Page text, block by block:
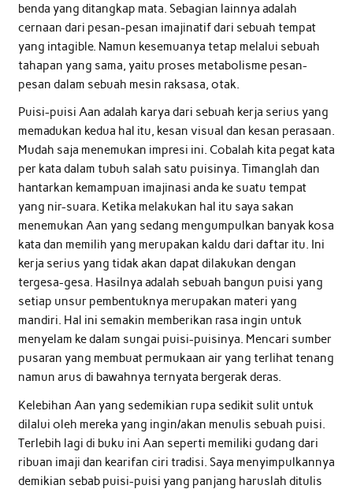
benda yang ditangkap mata. Sebagian lainnya adalah
cernaan dari pesan-pesan imajinatif dari sebuah tempat
yang intagible. Namun kesemuanya tetap melalui sebuah
tahapan yang sama, yaitu proses metabolisme pesan-
pesan dalam sebuah mesin raksasa, otak.
Puisi-puisi Aan adalah karya dari sebuah kerja serius yang
memadukan kedua hal itu, kesan visual dan kesan perasaan.
Mudah saja menemukan impresi ini. Cobalah kita pegat kata
per kata dalam tubuh salah satu puisinya. Timanglah dan
hantarkan kemampuan imajinasi anda ke suatu tempat
yang nir-suara. Ketika melakukan hal itu saya sakan
menemukan Aan yang sedang mengumpulkan banyak kosa
kata dan memilih yang merupakan kaldu dari daftar itu. Ini
kerja serius yang tidak akan dapat dilakukan dengan
tergesa-gesa. Hasilnya adalah sebuah bangun puisi yang
setiap unsur pembentuknya merupakan materi yang
mandiri. Hal ini semakin memberikan rasa ingin untuk
menyelam ke dalam sungai puisi-puisinya. Mencari sumber
pusaran yang membuat permukaan air yang terlihat tenang
namun arus di bawahnya ternyata bergerak deras.
Kelebihan Aan yang sedemikian rupa sedikit sulit untuk
dilalui oleh mereka yang ingin/akan menulis sebuah puisi.
Terlebih lagi di buku ini Aan seperti memiliki gudang dari
ribuan imaji dan kearifan ciri tradisi. Saya menyimpulkannya
demikian sebab puisi-puisi yang panjang haruslah ditulis